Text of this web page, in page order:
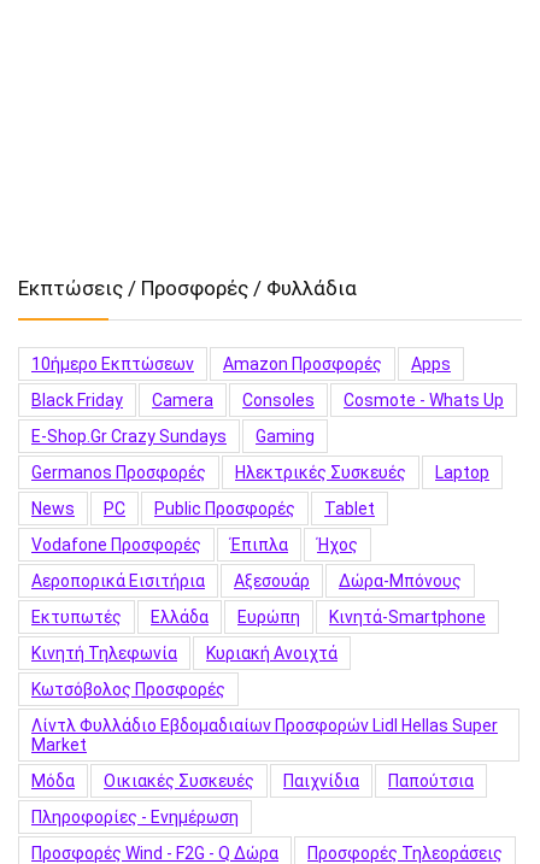
Εκπτώσεις / Προσφορές / Φυλλάδια
10ήμερο Εκπτώσεων Amazon Προσφορές
Apps
Black Friday
Camera Consoles
Cosmote - Whats Up
E-Shop.gr Crazy Sundays
Gaming
Germanos Προσφορές
Hλεκτρικές Συσκευές
Laptop
News
PC Public Προσφορές
Tablet
Vodafone Προσφορές
Έπιπλα
Ήχος
Αεροπορικά Εισιτήρια
Αξεσουάρ
Δώρα-Μπόνους
Εκτυπωτές
Ελλάδα Ευρώπη
Κινητά-Smartphone
Κινητή Τηλεφωνία
Κυριακή Ανοιχτά
Κωτσόβολος Προσφορές
Λίντλ Φυλλάδιο Εβδομαδιαίων Προσφορών Lidl Hellas Super
Market
Μόδα
Οικιακές Συσκευές Παιχνίδια
Παπούτσια
Πληροφορίες - Ενημέρωση
Προσφορές Wind - F2G - Q Δώρα
Προσφορές Τηλεοράσεις